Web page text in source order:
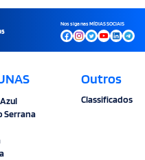
Nos siga nas MÍDIAS SOCIAIS
Serrana
Outros
Classificados